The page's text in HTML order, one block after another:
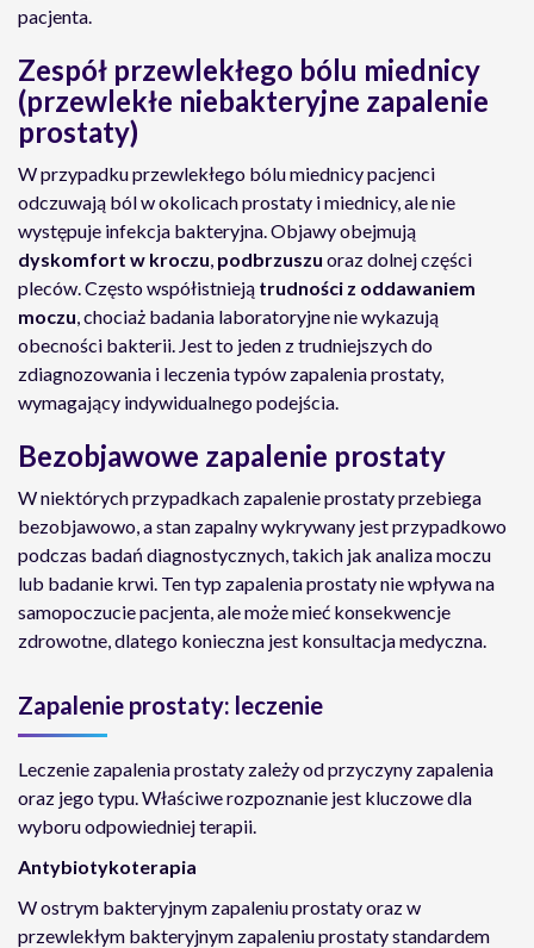
pacjenta.
Zespół przewlekłego bólu miednicy
(przewlekłe niebakteryjne zapalenie
prostaty)
W przypadku przewlekłego bólu miednicy pacjenci
odczuwają ból w okolicach prostaty i miednicy, ale nie
występuje infekcja bakteryjna. Objawy obejmują
dyskomfort w kroczu, podbrzuszu oraz dolnej części
pleców. Często współistnieją trudności z oddawaniem
moczu, chociaż badania laboratoryjne nie wykazują
obecności bakterii. Jest to jeden z trudniejszych do
zdiagnozowania i leczenia typów zapalenia prostaty,
wymagający indywidualnego podejścia.
Bezobjawowe zapalenie prostaty
W niektórych przypadkach zapalenie prostaty przebiega
bezobjawowo, a stan zapalny wykrywany jest przypadkowo
podczas badań diagnostycznych, takich jak analiza moczu
lub badanie krwi. Ten typ zapalenia prostaty nie wpływa na
samopoczucie pacjenta, ale może mieć konsekwencje
zdrowotne, dlatego konieczna jest konsultacja medyczna.
Zapalenie prostaty: leczenie
Leczenie zapalenia prostaty zależy od przyczyny zapalenia
oraz jego typu. Właściwe rozpoznanie jest kluczowe dla
wyboru odpowiedniej terapii.
Antybiotykoterapia
W ostrym bakteryjnym zapaleniu prostaty oraz w
przewlekłym bakteryjnym zapaleniu prostaty standardem